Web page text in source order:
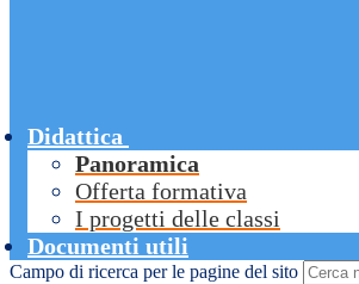
Didattica
Panoramica
Offerta formativa
I progetti delle classi
Documenti utili
Campo di ricerca per le pagine del sito